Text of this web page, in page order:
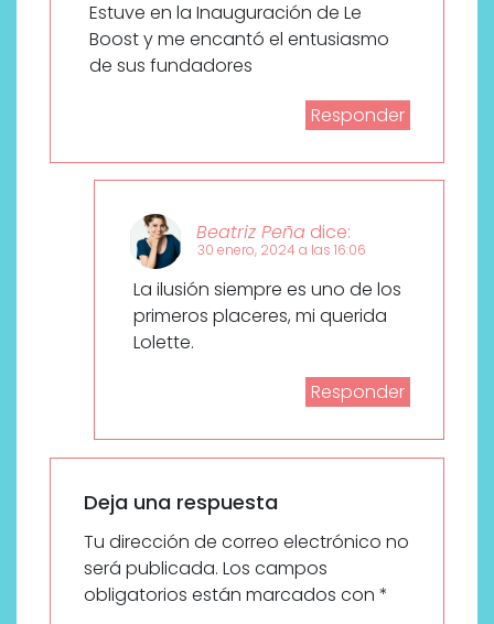
Estuve en la Inauguración de Le
Boost y me encantó el entusiasmo
de sus fundadores
Responder
Beatriz Peña dice:
30 enero, 2024 a las 16:06
La ilusión siempre es uno de los
primeros placeres, mi querida
Lolette.
Responder
Deja una respuesta
Tu dirección de correo electrónico no
será publicada. Los campos
obligatorios están marcados con *